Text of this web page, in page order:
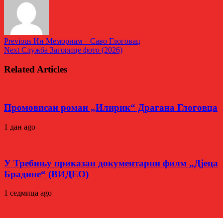
Previous Ин Мемориам – Саво Глоговац
Next Служба Загорице фото (2026)
Related Articles
Промовисан роман „Илирик“ Драгана Глоговца
1 дан ago
У Требињу приказан документарни филм „Дјеца
Брадине“ (ВИДЕО)
1 седмица ago